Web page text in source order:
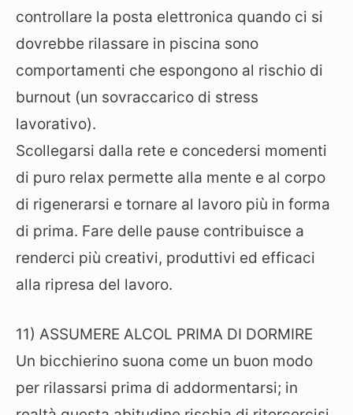
controllare la posta elettronica quando ci si
dovrebbe rilassare in piscina sono
comportamenti che espongono al rischio di
burnout (un sovraccarico di stress
lavorativo).
Scollegarsi dalla rete e concedersi momenti
di puro relax permette alla mente e al corpo
di rigenerarsi e tornare al lavoro più in forma
di prima. Fare delle pause contribuisce a
renderci più creativi, produttivi ed efficaci
alla ripresa del lavoro.
11) ASSUMERE ALCOL PRIMA DI DORMIRE
Un bicchierino suona come un buon modo
per rilassarsi prima di addormentarsi; in